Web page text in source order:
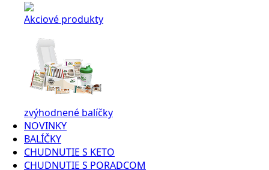
Akciové produkty
zvýhodnené balíčky
NOVINKY
BALÍČKY
CHUDNUTIE S KETO
CHUDNUTIE S PORADCOM